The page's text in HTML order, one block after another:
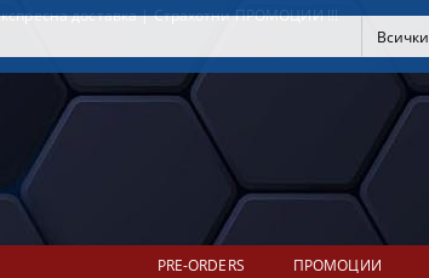
доставка | Страхотни ПРОМОЦИИ !!!
PRE-ORDERS ПРОМОЦИИ